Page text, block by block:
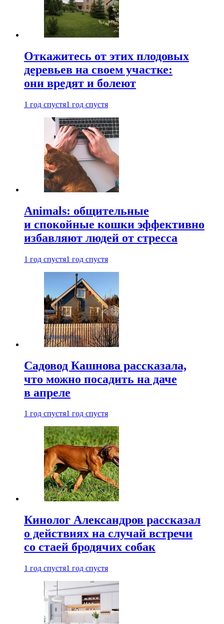
Откажитесь от этих плодовых
деревьев на своем участке:
они вредят и болеют
1 год спустя1 год спустя
Animals: общительные
и спокойные кошки эффективно
избавляют людей от стресса
1 год спустя1 год спустя
Садовод Кашнова рассказала,
что можно посадить на даче
в апреле
1 год спустя1 год спустя
Кинолог Александров рассказал
о действиях на случай встречи
со стаей бродячих собак
1 год спустя1 год спустя